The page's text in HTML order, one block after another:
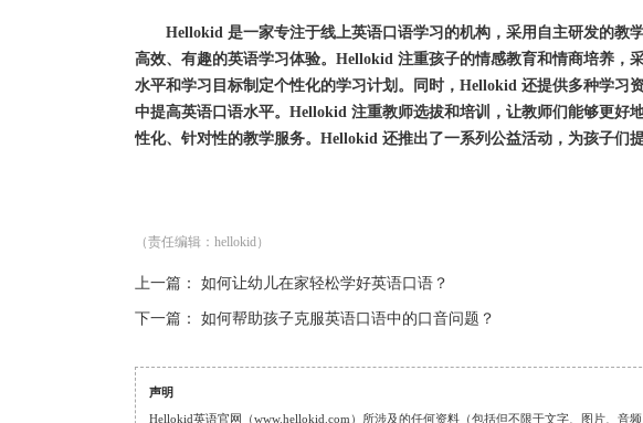
Hellokid 是一家专注于线上英语口语学习的机构，采用自主研发的教
高效、有趣的英语学习体验。Hellokid 注重孩子的情感教育和情商培养，
水平和学习目标制定个性化的学习计划。同时，Hellokid 还提供多种学习
中提高英语口语水平。Hellokid 注重教师选拔和培训，让教师们能够更好
性化、针对性的教学服务。Hellokid 还推出了一系列公益活动，为孩子们
（责任编辑：hellokid）
上一篇： 如何让幼儿在家轻松学好英语口语？
下一篇： 如何帮助孩子克服英语口语中的口音问题？
声明
Hellokid英语官网（www.hellokid.com）所涉及的任何资料（包括但不限于文字、图片、音